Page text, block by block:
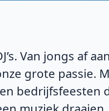
Van jongs af
grote passie.
bedrijfsfeesten